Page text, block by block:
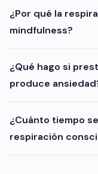
¿Por qué la
mindfulness?
¿Qué hago si
produce
¿Cuánto tiempo
respiración